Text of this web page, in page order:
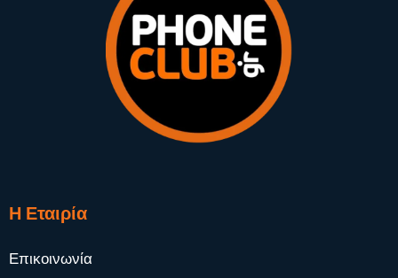
Η Εταιρία
Επικοινωνία